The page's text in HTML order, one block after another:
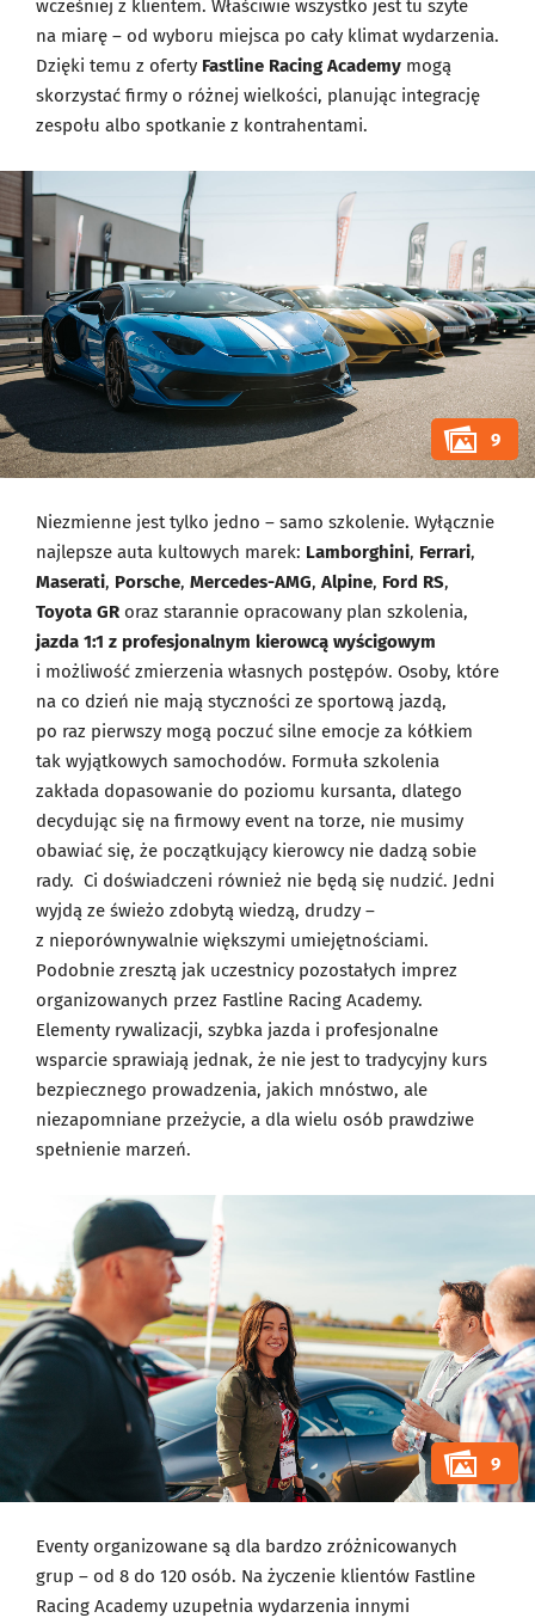
wcześniej z klientem. Właściwie wszystko jest tu szyte
na miarę – od wyboru miejsca po cały klimat wydarzenia.
Dzięki temu z oferty Fastline Racing Academy mogą
skorzystać firmy o różnej wielkości, planując integrację
zespołu albo spotkanie z kontrahentami.
9
Niezmienne jest tylko jedno – samo szkolenie. Wyłącznie
najlepsze auta kultowych marek: Lamborghini, Ferrari,
Maserati, Porsche, Mercedes-AMG, Alpine, Ford RS,
Toyota GR oraz starannie opracowany plan szkolenia,
jazda 1:1 z profesjonalnym kierowcą wyścigowym
i możliwość zmierzenia własnych postępów. Osoby, które
na co dzień nie mają styczności ze sportową jazdą,
po raz pierwszy mogą poczuć silne emocje za kółkiem
tak wyjątkowych samochodów. Formuła szkolenia
zakłada dopasowanie do poziomu kursanta, dlatego
decydując się na firmowy event na torze, nie musimy
obawiać się, że początkujący kierowcy nie dadzą sobie
rady. Ci doświadczeni również nie będą się nudzić. Jedni
wyjdą ze świeżo zdobytą wiedzą, drudzy –
z nieporównywalnie większymi umiejętnościami.
Podobnie zresztą jak uczestnicy pozostałych imprez
organizowanych przez Fastline Racing Academy.
Elementy rywalizacji, szybka jazda i profesjonalne
wsparcie sprawiają jednak, że nie jest to tradycyjny kurs
bezpiecznego prowadzenia, jakich mnóstwo, ale
niezapomniane przeżycie, a dla wielu osób prawdziwe
spełnienie marzeń.
9
Eventy organizowane są dla bardzo zróżnicowanych
grup – od 8 do 120 osób. Na życzenie klientów Fastline
Racing Academy uzupełnia wydarzenia innymi